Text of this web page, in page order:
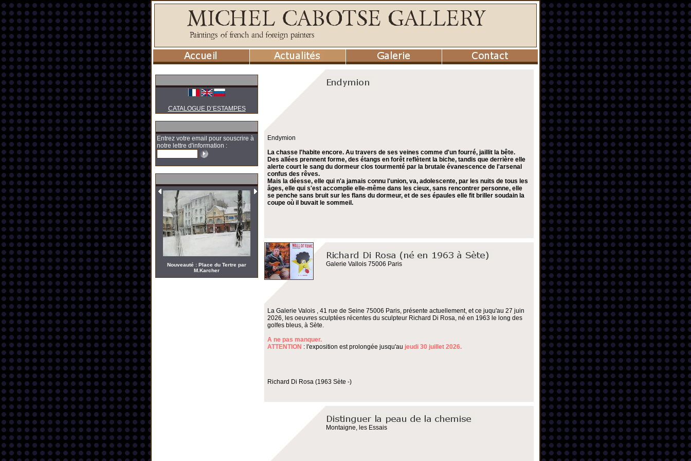
CATALOGUE D’ESTAMPES
Entrez votre email pour souscrire à
notre lettre d'information :
Nouveauté : Place du Tertre par
M.Karcher
Endymion
La chasse l'habite encore. Au travers de ses veines comme d'un fourré, jaillit la bête.
Des allées prennent forme, des étangs en forêt reflètent la biche, tandis que derrière elle
alerte court le sang du dormeur clos tourmenté par la brutale évanescence de l'arsenal
confus des rêves.
Mais la déesse, elle qui n'a jamais connu l'union, va, adolescente, par les nuits de tous les
âges, elle qui s'est accomplie elle-même dans les cieux, sans rencontrer personne, elle
se penche sans bruit sur les flans du dormeur, et de ses épaules elle fit briller soudain la
coupe où il buvait le sommeil.
Galerie Vallois 75006 Paris
La Galerie Valois , 41 rue de Seine 75006 Paris, présente actuellement, et ce juqu'au 27 juin
2026, les oeuvres sculptées récentes du sculpteur Richard Di Rosa, né en 1963 le long des
golfes bleus, à Sète.
A ne pas manquer.
ATTENTION : l'exposition est prolongée jusqu'au jeudi 30 juillet 2026.
Richard Di Rosa (1963 Sète -)
Montaigne, les Essais